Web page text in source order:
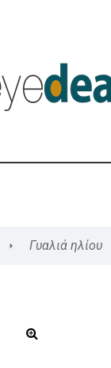
Γυαλιά ηλίου